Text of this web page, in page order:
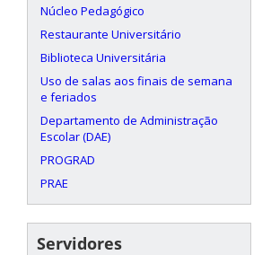
Núcleo Pedagógico
Restaurante Universitário
Biblioteca Universitária
Uso de salas aos finais de semana
e feriados
Departamento de Administração
Escolar (DAE)
PROGRAD
PRAE
Servidores